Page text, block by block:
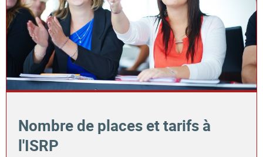
Nombre de places et tarifs à
l'ISRP